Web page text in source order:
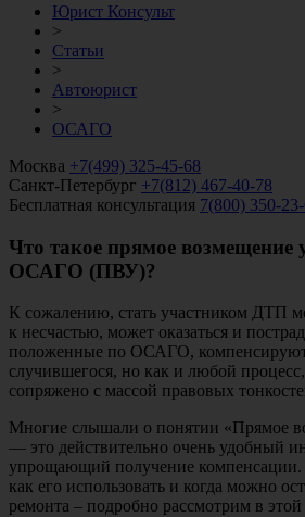
Юрист Консульт
>
Статьи
>
Автоюрист
>
ОСАГО
Москва +7(499) 325-45-68
Санкт-Петербург +7(812) 467-40-78
Бесплатная консультация 7(800) 350-
Что такое прямое возмещение
ОСАГО (ПВУ)?
К сожалению, стать участником ДТП
к несчастью, может оказаться и
положенные по ОСАГО,
случившегося, но как и любой
сопряжено с массой правовых
Многие слышали о понятии «Прямое
— это действительно очень удобный
упрощающий получение компенсации.
как его использовать и когда можно
ремонта – подробно рассмотрим в этой